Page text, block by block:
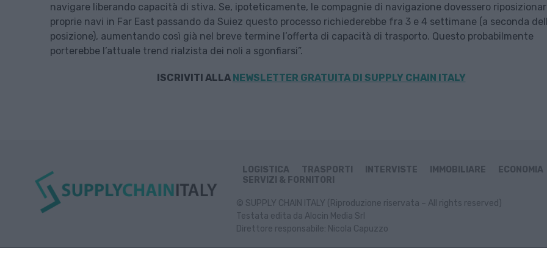
navigare liberando capacità di stiva. Se, ipoteticamente, le compagnie di navigazione dovessero
proprie navi in Far East passando da Suiez questo processo richiederebbe fra 3 e 4 settimane (a seconda
posizione), aumentando così già nel breve termine l’offerta di capacità di trasporto. Questo probabilmente
porterebbe l’attuale trend rialzista dei noli a sgonfiarsi”.
ISCRIVITI ALLA NEWSLETTER GRATUITA DI SUPPLY CHAIN ITALY
LOGISTICA TRASPORTI INTERVISTE IMMOBILIARE ECONOMIA
SERVIZI & FORNITORI
© SUPPLY CHAIN ITALY (Riproduzione riservata – All rights reserved)
Testata edita da Alocin Media Srl
Direttore responsabile: Nicola Capuzzo